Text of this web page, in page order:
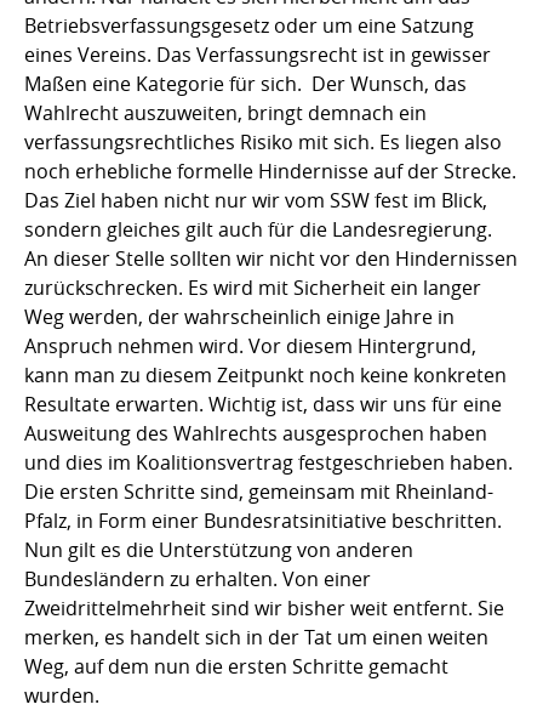
Betriebsverfassungsgesetz oder um eine Satzung
eines Vereins. Das Verfassungsrecht ist in gewisser
Maßen eine Kategorie für sich. Der Wunsch, das
Wahlrecht auszuweiten, bringt demnach ein
verfassungsrechtliches Risiko mit sich. Es liegen also
noch erhebliche formelle Hindernisse auf der Strecke.
Das Ziel haben nicht nur wir vom SSW fest im Blick,
sondern gleiches gilt auch für die Landesregierung.
An dieser Stelle sollten wir nicht vor den Hindernissen
zurückschrecken. Es wird mit Sicherheit ein langer
Weg werden, der wahrscheinlich einige Jahre in
Anspruch nehmen wird. Vor diesem Hintergrund,
kann man zu diesem Zeitpunkt noch keine konkreten
Resultate erwarten. Wichtig ist, dass wir uns für eine
Ausweitung des Wahlrechts ausgesprochen haben
und dies im Koalitionsvertrag festgeschrieben haben.
Die ersten Schritte sind, gemeinsam mit Rheinland-
Pfalz, in Form einer Bundesratsinitiative beschritten.
Nun gilt es die Unterstützung von anderen
Bundesländern zu erhalten. Von einer
Zweidrittelmehrheit sind wir bisher weit entfernt. Sie
merken, es handelt sich in der Tat um einen weiten
Weg, auf dem nun die ersten Schritte gemacht
wurden.